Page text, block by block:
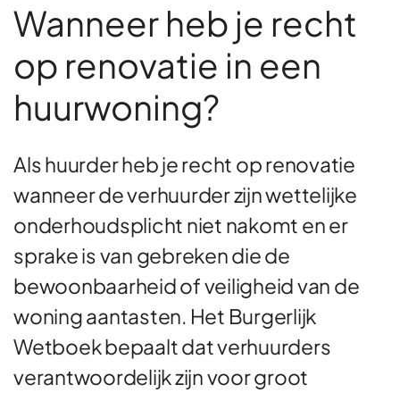
Wanneer heb je recht
op renovatie in een
huurwoning?
Als huurder heb je recht op renovatie
wanneer de verhuurder zijn wettelijke
onderhoudsplicht niet nakomt en er
sprake is van gebreken die de
bewoonbaarheid of veiligheid van de
woning aantasten. Het Burgerlijk
Wetboek bepaalt dat verhuurders
verantwoordelijk zijn voor groot